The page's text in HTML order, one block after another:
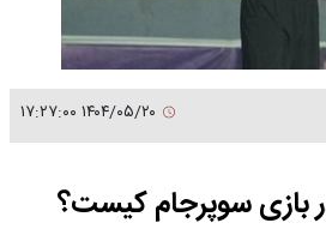
بازی سوپرجام کیست؟